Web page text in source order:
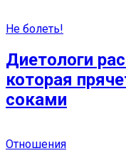
Не болеть!
Диетологи
которая
соками
Отношения